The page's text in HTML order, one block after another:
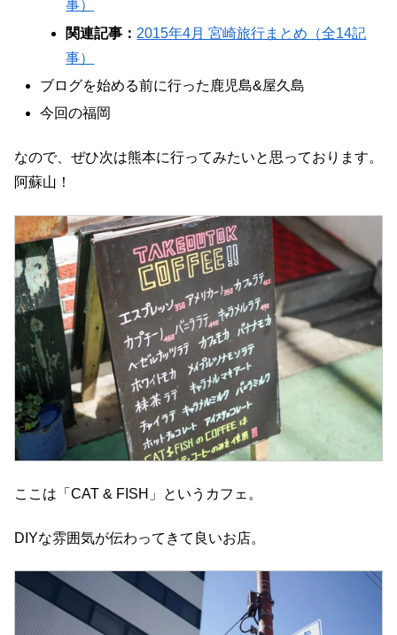
事）
関連記事： 2015年4月 宮崎旅行まとめ（全14記
事）
ブログを始める前に行った鹿児島&屋久島
今回の福岡
なので、ぜひ次は熊本に行ってみたいと思っております。
阿蘇山！
ここは「CAT & FISH」というカフェ。
DIYな雰囲気が伝わってきて良いお店。